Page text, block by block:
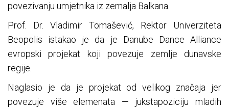
povezivanju umjetnika iz zemalja Balkana.
Prof. Dr. Vladimir Tomašević, Rektor Univerziteta
Beopolis istakao je da je Danube Dance Alliance
evropski projekat koji povezuje zemlje dunavske
regije.
Naglasio je da je projekat od velikog značaja jer
povezuje više elemenata — jukstapoziciju mladih